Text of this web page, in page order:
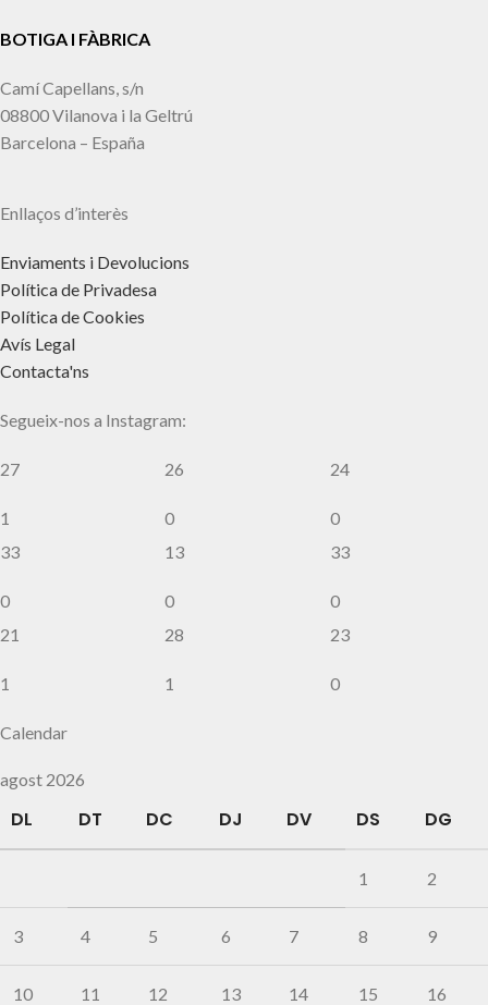
BOTIGA I FÀBRICA
Camí Capellans, s/n
08800 Vilanova i la Geltrú
Barcelona – España
Enllaços d’interès
Enviaments i Devolucions
Política de Privadesa
Política de Cookies
Avís Legal
Contacta'ns
Segueix-nos a Instagram:
27
1
26
0
24
0
33
0
13
0
33
0
21
1
28
1
23
0
Calendar
agost 2026
DL DT DC DJ DV DS DG
1 2
3 4 5 6 7 8 9
10 11 12 13 14 15 16